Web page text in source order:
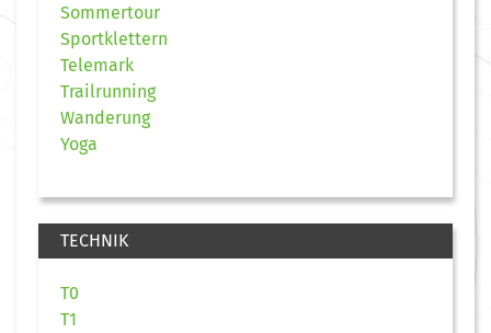
Sommertour
Sportklettern
Telemark
Trailrunning
Wanderung
Yoga
TECHNIK
T0
T1